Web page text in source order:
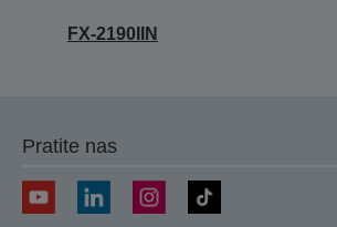
FX-2190IIN
Pratite nas